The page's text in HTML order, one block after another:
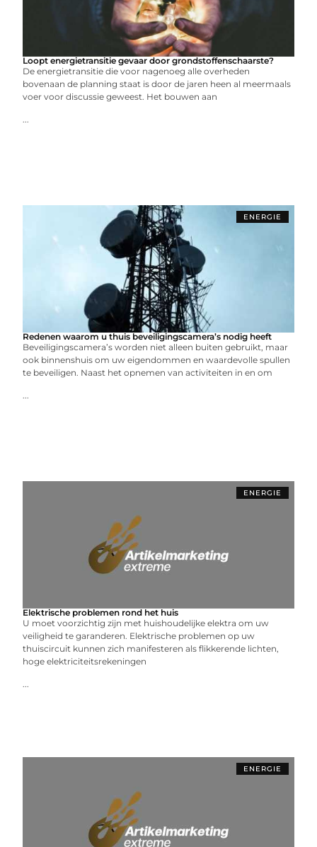
Loopt energietransitie gevaar door grondstoffenschaarste?
De energietransitie die voor nagenoeg alle overheden
bovenaan de planning staat is door de jaren heen al meermaals
voer voor discussie geweest. Het bouwen aan
...
ENERGIE
Redenen waarom u thuis beveiligingscamera’s nodig heeft
Beveiligingscamera’s worden niet alleen buiten gebruikt, maar
ook binnenshuis om uw eigendommen en waardevolle spullen
te beveiligen. Naast het opnemen van activiteiten in en om
...
ENERGIE
Elektrische problemen rond het huis
U moet voorzichtig zijn met huishoudelijke elektra om uw
veiligheid te garanderen. Elektrische problemen op uw
thuiscircuit kunnen zich manifesteren als flikkerende lichten,
hoge elektriciteitsrekeningen
...
ENERGIE